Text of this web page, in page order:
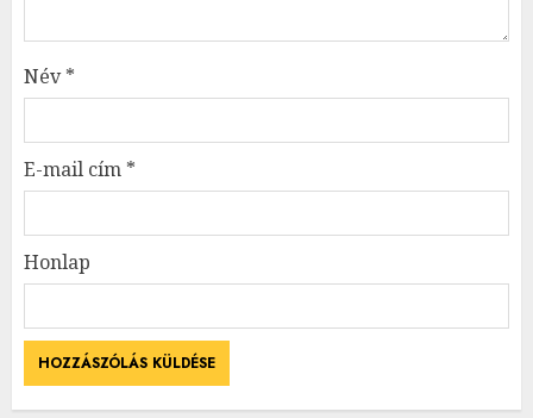
Név*
E-mail cím *
Honlap